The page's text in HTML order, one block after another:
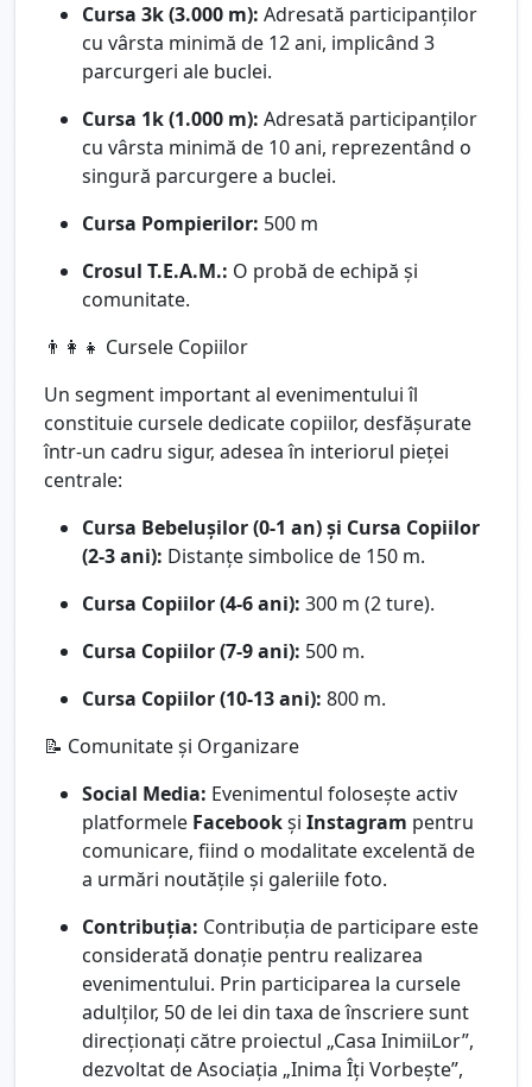
Cursa 3k (3.000 m): Adresată participanților
cu vârsta minimă de 12 ani, implicând 3
parcurgeri ale buclei.
Cursa 1k (1.000 m): Adresată participanților
cu vârsta minimă de 10 ani, reprezentând o
singură parcurgere a buclei.
Cursa Pompierilor: 500 m
Crosul T.E.A.M.: O probă de echipă și
comunitate.
👨‍👩‍👧 Cursele Copiilor
Un segment important al evenimentului îl
constituie cursele dedicate copiilor, desfășurate
într-un cadru sigur, adesea în interiorul pieței
centrale:
Cursa Bebelușilor (0-1 an) și Cursa Copiilor
(2-3 ani): Distanțe simbolice de 150 m.
Cursa Copiilor (4-6 ani): 300 m (2 ture).
Cursa Copiilor (7-9 ani): 500 m.
Cursa Copiilor (10-13 ani): 800 m.
📝 Comunitate și Organizare
Social Media: Evenimentul folosește activ
platformele Facebookși Instagram pentru
comunicare, fiind o modalitate excelentă de
a urmări noutățile și galeriile foto.
Contribuția: Contribuția de participare este
considerată donație pentru realizarea
evenimentului. Prin participarea la cursele
adulților, 50 de lei din taxa de înscriere sunt
direcționați către proiectul „Casa InimiiLor”,
dezvoltat de Asociația „Inima Îți Vorbește”,